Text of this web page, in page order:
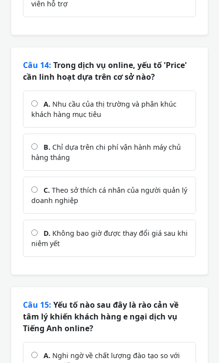
viên hỗ trợ
Câu 14: Trong dịch vụ online, yếu tố 'Price'
cần linh hoạt dựa trên cơ sở nào?
A. Nhu cầu của thị trường và phân khúc
khách hàng mục tiêu
B. Chỉ dựa trên chi phí vận hành máy chủ
hàng tháng
C. Theo sở thích cá nhân của người quản lý
doanh nghiệp
D. Không bao giờ được thay đổi giá sau khi
niêm yết
Câu 15: Yếu tố nào sau đây là rào cản về
tâm lý khiến khách hàng e ngại dịch vụ
Tiếng Anh online?
A. Nghi ngờ về chất lượng đào tạo so với